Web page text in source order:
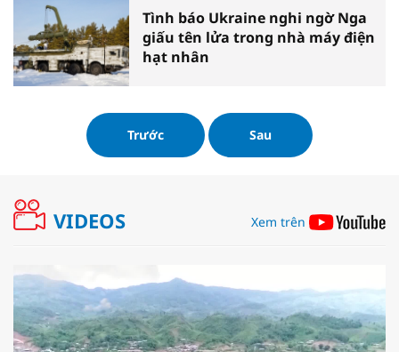
Tình báo Ukraine nghi ngờ Nga
giấu tên lửa trong nhà máy điện
hạt nhân
Trước Sau
VIDEOS Xem trên